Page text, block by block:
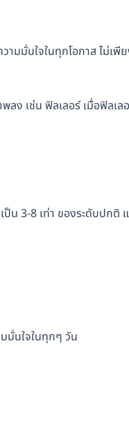
มมั่นใจในทุกโอกาส ไม่เพี
ลง เช่น ฟิลเลอร์ เมื่อฟิลเล
น 3-8 เท่า ของระดับปกติ
มั่นใจในทุกๆ วัน